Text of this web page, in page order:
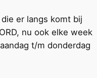
er langs komt bij
nu ook elke week
t/m donderdag